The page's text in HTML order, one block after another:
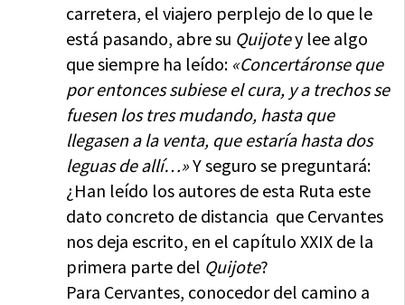
carretera, el viajero perplejo de lo que le
está pasando, abre su Quijotey lee algo
que siempre ha leído: «Concertáronse que
por entonces subiese el cura, y a trechos se
fuesen los tres mudando, hasta que
llegasen a la venta, que estaría hasta dos
leguas de allí…»Y seguro se preguntará:
¿Han leído los autores de esta Ruta este
dato concreto de distancia que Cervantes
nos deja escrito, en el capítulo XXIX de la
primera parte del Quijote?
Para Cervantes, conocedor del camino a